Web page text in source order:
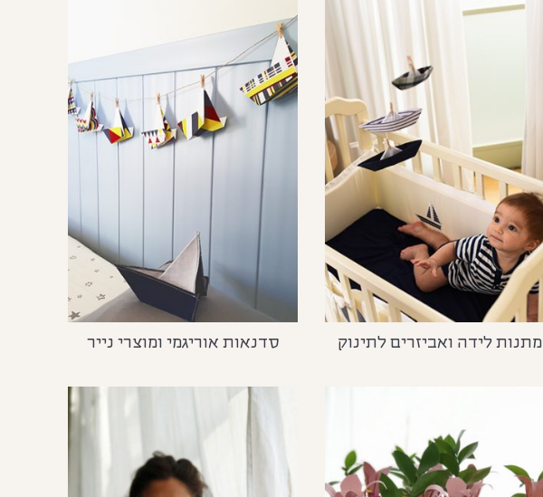
מתנות לידה ואביזרים לתינוק סדנאות אוריגמי ומוצרי נייר